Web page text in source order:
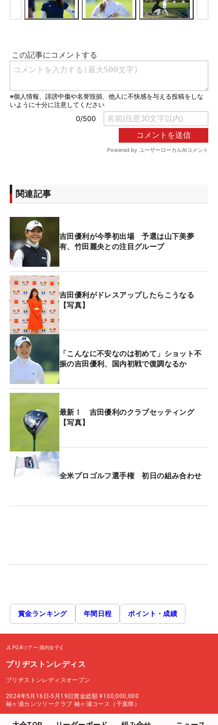
関連記事
吉田優利が今季初出場 予選は山下美夢
有、竹田麗央との注目グループ
吉田優利がドレスアップしたらこうなる
【写真】
「こんなに不安なのは初めて」ショット不
振の吉田優利、国内初戦で復調なるか
最新！ 吉田優利のクラブセッティング
【写真】
全米プロゴルフ選手権 初日の組み合わせ
賞金ランキング 年間日程 ポイント・成績
JLPGAツアー 国内女子
ブリヂストンレディス
ブリヂストンレディスオープン
2024年5月16日-5月19日賞金総額 ¥100,000,000
袖ヶ浦カンツリークラブ 袖ヶ浦コース（千葉県）